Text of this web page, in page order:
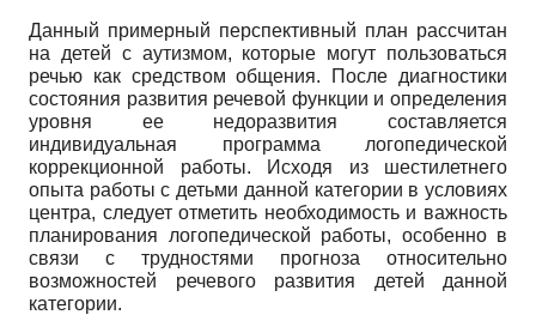
Данный примерный перспективный план рассчитан
на детей с аутизмом, которые могут пользоваться
речью как средством общения. После диагностики
состояния развития речевой функции и определения
уровня ее недоразвития составляется
индивидуальная программа логопедической
коррекционной работы. Исходя из шестилетнего
опыта работы с детьми данной категории в условиях
центра, следует отметить необходимость и важность
планирования логопедической работы, особенно в
связи с трудностями прогноза относительно
возможностей речевого развития детей данной
категории.